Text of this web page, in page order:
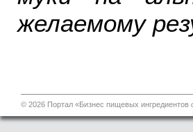
желаемому
© 2026 Портал «Бизнес пищевых ингредиентов